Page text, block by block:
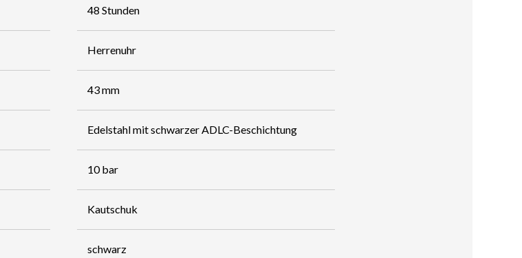
48 Stunden
Herrenuhr
43 mm
Edelstahl mit schwarzer ADLC-Beschichtung
10 bar
Kautschuk
schwarz